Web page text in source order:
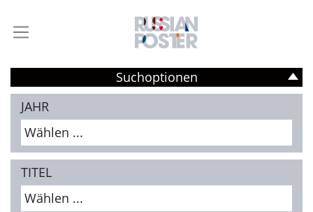
Suchoptionen
JAHR
Wählen ...
TITEL
Wählen ...